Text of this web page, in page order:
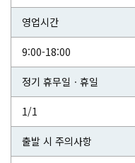
영업시간
9:00-18:00
정기 휴무일ㆍ휴일
1/1
출발 시 주의사항